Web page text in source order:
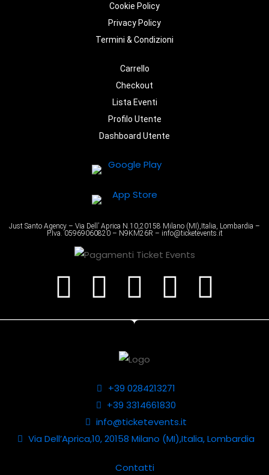
Cookie Policy
Privacy Policy
Termini & Condizioni
Carrello
Checkout
Lista Eventi
Profilo Utente
Dashboard Utente
Just Santo Agency – Via Dell’ Aprica N.10,20158 Milano (MI),Italia, Lombardia –
P.Iva. 05969060820 – N9KM26R – info@ticketevents.it
+39 0284213271
+39 3314661830
info@ticketevents.it
Via Dell’Aprica,10, 20158 Milano (MI),Italia, Lombardia
Contatti